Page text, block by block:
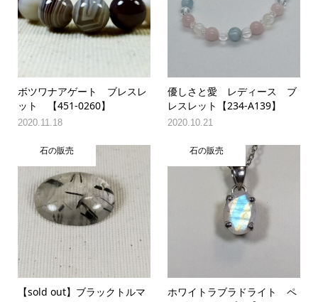
ボツワナアゲート ブレスレ
ット 【451-0260】
2020.11.18
優しさと愛 レディース ブ
レスレット【234-A139】
2020.10.21
石の販売
【sold out】ブラックトルマ
石の販売
ホワイトラブラドライト ペ